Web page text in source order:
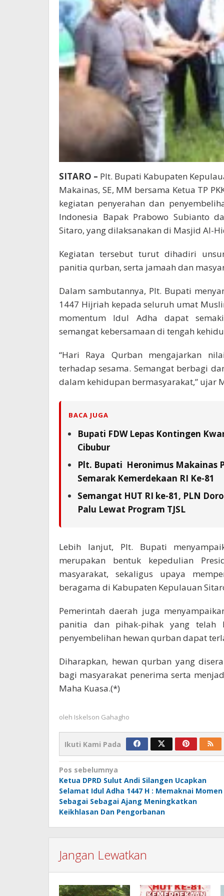
SITARO – Plt. Bupati Kabupaten
Makainas, SE, MM bersama Ketua TP
kegiatan penyerahan dan
Indonesia Bapak Prabowo Subianto
Sitaro, yang dilaksanakan di Masjid Al-
Kegiatan tersebut turut dihadiri
panitia qurban, serta jamaah dan
Dalam sambutannya, Plt. Bupati
1447 Hijriah kepada seluruh umat
momentum Idul Adha dapat
semangat kebersamaan di tengah
“Hari Raya Qurban mengajarkan
terhadap sesama. Semangat berbagi
dalam kehidupan bermasyarakat,” ujar
BACA JUGA
Bupati FDW Lepas Kontingen
Cibubur
Plt. Bupati Heronimus Makainas
Semarak Kemerdekaan RI Ke-81
Semangat HUT RI ke-81, PLN
Palu Lewat Program TJSL
Lebih lanjut, Plt. Bupati
merupakan bentuk kepedulian
masyarakat, sekaligus upaya
beragama di Kabupaten Kepulauan
Pemerintah daerah juga
panitia dan pihak-pihak yang telah
penyembelihan hewan qurban dapat
Diharapkan, hewan qurban yang
bagi masyarakat penerima serta
Maha Kuasa.(*)
oleh Iskelson Gahagho
Ikuti Kami Pada
Navigasi
pos
Pos sebelumnya
Ketua DPRD Sulut Andi Silangen Ucapkan
Selamat Idul Adha 1447 H : Memaknai Momen
Sebagai Sebagai Ajang Meningkatkan
Keikhlasan Dan Pengorbanan
Jangan Lewatkan